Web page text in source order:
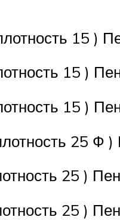
15 )
15 )
15 )
25 Ф
25 )
25 )